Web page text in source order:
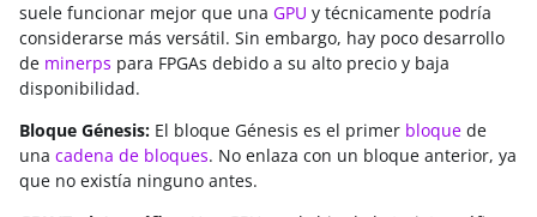
suele funcionar mejor que una GPU y técnicamente podría
considerarse más versátil. Sin embargo, hay poco desarrollo
de minerps para FPGAs debido a su alto precio y baja
disponibilidad.
Bloque Génesis: El bloque Génesis es el primer bloque de
una cadena de bloques. No enlaza con un bloque anterior, ya
que no existía ninguno antes.